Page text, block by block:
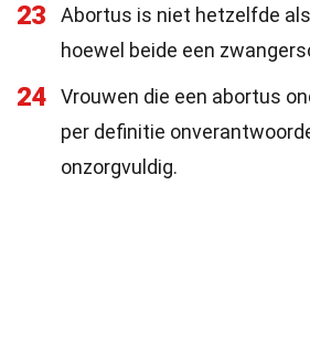
23
Abortus is niet hetzelfde
hoewel beide een
24
Vrouwen die een abortus
per definitie
onzorgvuldig.